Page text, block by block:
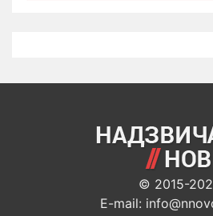
© 2015-
E-mail: